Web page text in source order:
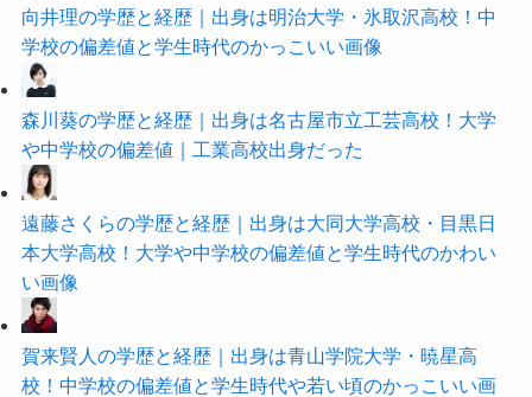
向井理の学歴と経歴｜出身は明治大学・氷取沢高校！中
学校の偏差値と学生時代のかっこいい画像
森川葵の学歴と経歴｜出身は名古屋市立工芸高校！大学
や中学校の偏差値｜工業高校出身だった
遠藤さくらの学歴と経歴｜出身は大同大学高校・目黒日
本大学高校！大学や中学校の偏差値と学生時代のかわい
い画像
賀来賢人の学歴と経歴｜出身は青山学院大学・暁星高
校！中学校の偏差値と学生時代や若い頃のかっこいい画